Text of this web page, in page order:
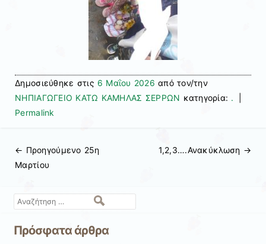
Δημοσιεύθηκε στις 6 Μαΐου 2026 από τον/την
ΝΗΠΙΑΓΩΓΕΙΟ ΚΑΤΩ ΚΑΜΗΛΑΣ ΣΕΡΡΩΝ κατηγορία: .
Permalink
Πλοήγηση άρθρων
← Προηγούμενo 25η
Μαρτίου
1,2,3….Ανακύκλωση →
Αναζήτηση
Πρόσφατα άρθρα